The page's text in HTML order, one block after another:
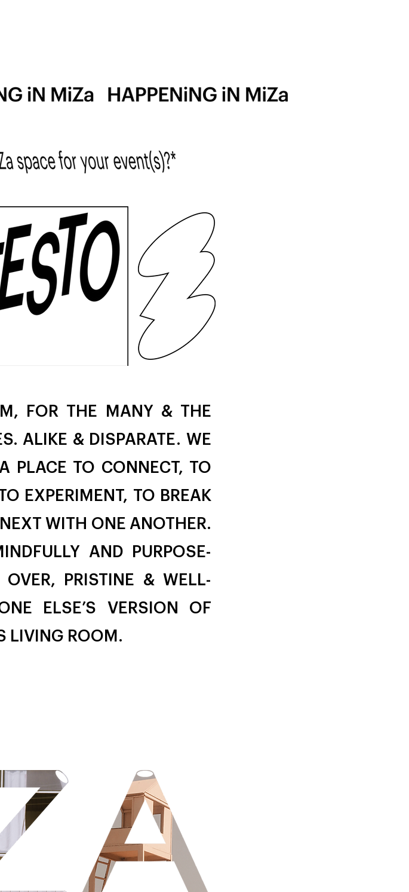
FOR THE MANY & THE
ALIKE & DISPARATE. WE
PLACE TO CONNECT, TO
EXPERIMENT, TO BREAK
WITH ONE ANOTHER.
AND PURPOSE-
PRISTINE & WELL-
ELSE’S VERSION OF
LIVING ROOM.